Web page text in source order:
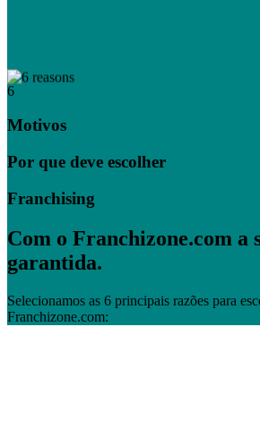
6
Motivos
Por que deve escolher
Franchising
Com o Franchizone.com a
garantida.
Selecionamos as 6 principais razões para
Franchizone.com: